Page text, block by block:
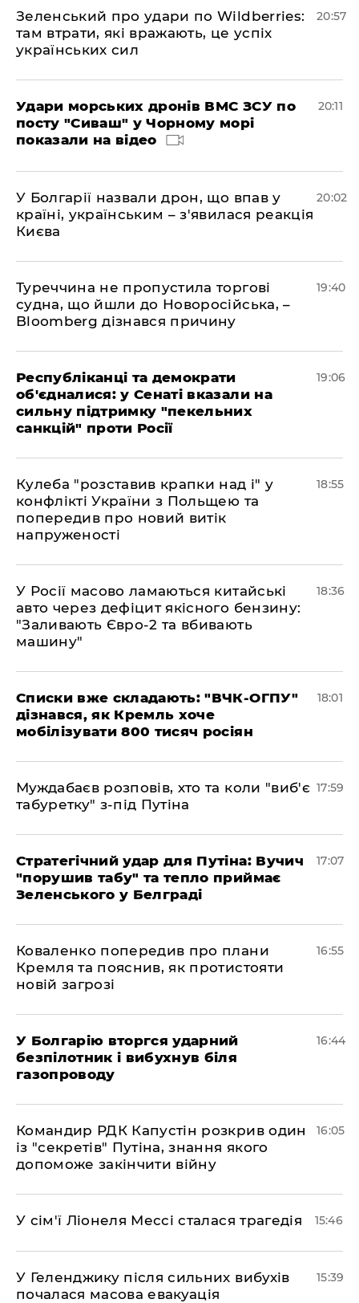
Зеленський про удари по Wildberries:
там втрати, які вражають, це успіх
українських сил
20:57
Удари морських дронів ВМС ЗСУ по
посту "Сиваш" у Чорному морі
показали на відео
20:11
У Болгарії назвали дрон, що впав у
країні, українським – з'явилася реакція
Києва
20:02
Туреччина не пропустила торгові
судна, що йшли до Новоросійська, –
Bloomberg дізнався причину
19:40
Республіканці та демократи
об'єдналися: у Сенаті вказали на
сильну підтримку "пекельних
санкцій" проти Росії
19:06
Кулеба "розставив крапки над і" у
конфлікті України з Польщею та
попередив про новий витік
напруженості
18:55
У Росії масово ламаються китайські
авто через дефіцит якісного бензину:
"Заливають Євро-2 та вбивають
машину"
18:36
Списки вже складають: "ВЧК-ОГПУ"
дізнався, як Кремль хоче
мобілізувати 800 тисяч росіян
18:01
Муждабаєв розповів, хто та коли "виб'є
табуретку" з-під Путіна
17:59
Стратегічний удар для Путіна: Вучич
"порушив табу" та тепло приймає
Зеленського у Белграді
17:07
Коваленко попередив про плани
Кремля та пояснив, як протистояти
новій загрозі
16:55
У Болгарію вторгся ударний
безпілотник і вибухнув біля
газопроводу
16:44
Командир РДК Капустін розкрив один
із "секретів" Путіна, знання якого
допоможе закінчити війну
16:05
У сім'ї Ліонеля Мессі сталася трагедія 15:46
У Геленджику після сильних вибухів
почалася масова евакуація
15:39